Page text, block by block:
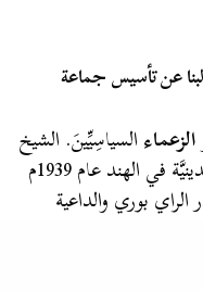
عن تأسيس جماعة
الزعماءالسياسِيِّينَ. الشيخ
الندوي قام برحلة استطلاعية للمراكز الدينيَّة في الهند عام 1939م
بوري والداعية